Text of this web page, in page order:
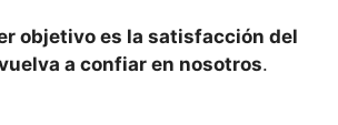
objetivo es la satisfacción del
a confiar en nosotros.